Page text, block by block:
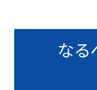
なる